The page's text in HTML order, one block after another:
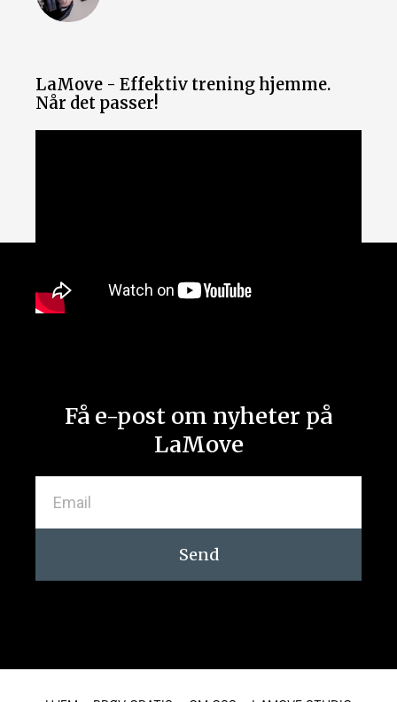
LaMove - Effektiv trening hjemme.
Når det passer!
Få e-post om nyheter på
LaMove
Send